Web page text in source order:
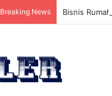
Breaking News Bisnis